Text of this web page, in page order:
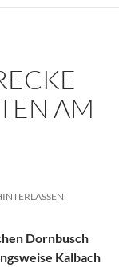
AM
Dornbusch
Kalbach